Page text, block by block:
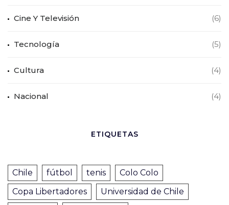
Cine Y Televisión (6)
Tecnología (5)
Cultura (4)
Nacional (4)
ETIQUETAS
Chile fútbol tenis
Colo Colo
Copa Libertadores
Universidad de Chile